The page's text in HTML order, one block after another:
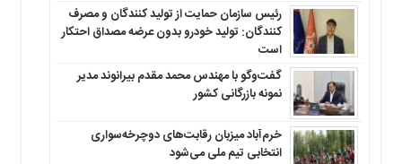
رئیس سازمان حمایت از تولید کنندگان و مصرف
کنندگان: تولید خودرو بدون عرضه مصداق احتکار
است
گفت‌وگو با مهندس محمد مقدم بیرانوند مدیر
نمونه بازرگانی کشور
خرم‌آباد میزبان رقابت‌های دوچرخه‌سواری
انتخابی تیم ملی می‌شود